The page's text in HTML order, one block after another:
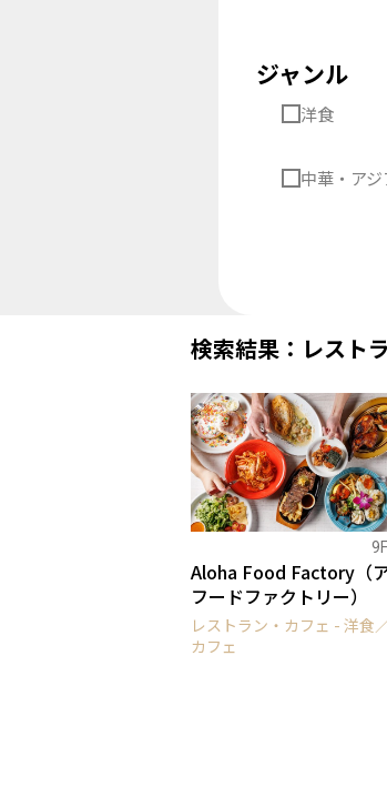
ジャンル
洋食
中華・アジ
検索結果：レスト
9F
Aloha Food Factory（
フードファクトリー）
レストラン・カフェ - 洋食
カフェ